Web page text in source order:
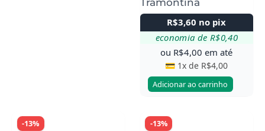
R$3,60 no pix
economia de R$0,40
ou R$4,00 em até
💳 1x de R$4,00
Adicionar ao carrinho
-13% -13%